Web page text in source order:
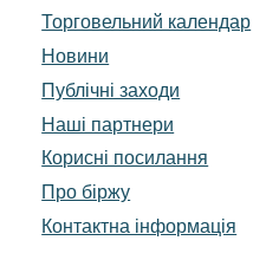
Торговельний календар
Новини
Публічні заходи
Наші партнери
Корисні посилання
Про біржу
Контактна інформація